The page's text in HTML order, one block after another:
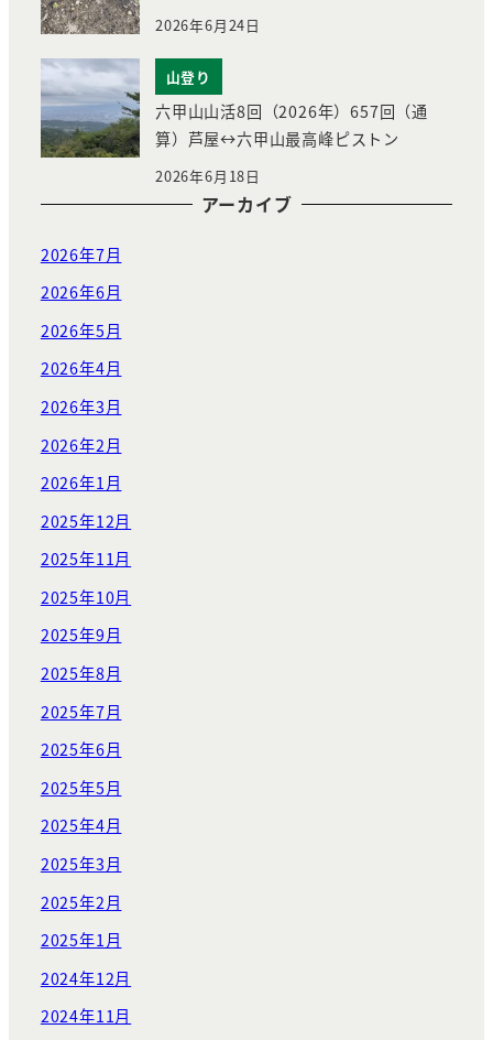
2026年6月24日
山登り
六甲山山活8回（2026年）657回（通
算）芦屋↔︎六甲山最高峰ピストン
2026年6月18日
アーカイブ
2026年7月
2026年6月
2026年5月
2026年4月
2026年3月
2026年2月
2026年1月
2025年12月
2025年11月
2025年10月
2025年9月
2025年8月
2025年7月
2025年6月
2025年5月
2025年4月
2025年3月
2025年2月
2025年1月
2024年12月
2024年11月